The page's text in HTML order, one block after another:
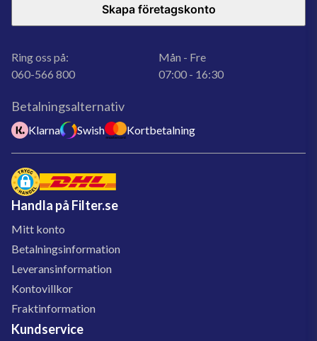
Skapa företagskonto
Ring oss på:
060-566 800
Mån - Fre
07:00 - 16:30
Betalningsalternativ
Klarna Swish Kortbetalning
Handla på Filter.se
Mitt konto
Betalningsinformation
Leveransinformation
Kontovillkor
Fraktinformation
Kundservice